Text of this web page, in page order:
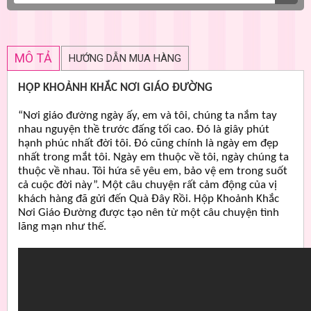
MÔ TẢ HƯỚNG DẪN MUA HÀNG
HỘP KHOẢNH KHẮC NƠI GIÁO ĐƯỜNG
“Nơi giáo đường ngày ấy, em và tôi, chúng ta nắm tay
nhau nguyện thề trước đấng tối cao. Đó là giây phút
hạnh phúc nhất đời tôi. Đó cũng chính là ngày em đẹp
nhất trong mắt tôi. Ngày em thuộc về tôi, ngày chúng ta
thuộc về nhau. Tôi hứa sẽ yêu em, bảo vệ em trong suốt
cả cuộc đời này”. Một câu chuyện rất cảm động của vị
khách hàng đã gửi đến Quà Đây Rồi. Hộp Khoảnh Khắc
Nơi Giáo Đường được tạo nên từ một câu chuyện tình
lãng mạn như thế.